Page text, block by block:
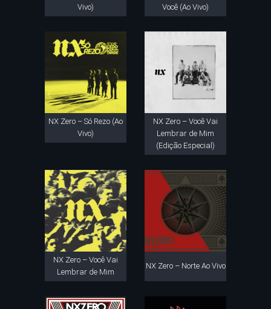
Vivo)
Você (Ao Vivo)
NX Zero – Só Rezo (Ao
Vivo)
NX Zero – Você Vai
Lembrar de Mim
(Edição Especial)
NX Zero – Você Vai
Lembrar de Mim
NX Zero – Norte Ao Vivo